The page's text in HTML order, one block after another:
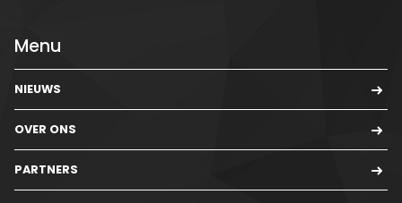
Menu
NIEUWS
OVER ONS
PARTNERS